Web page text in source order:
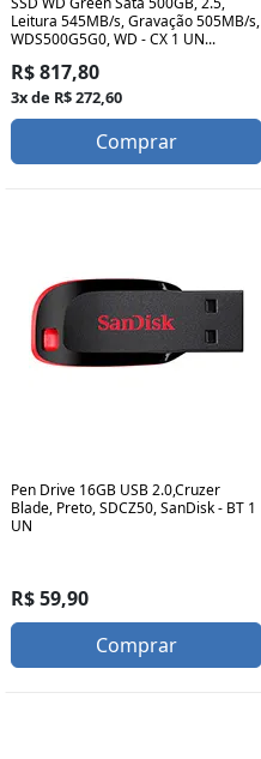
Leitura 545MB/s, Gravação 505MB/s,
WDS500G5G0, WD - CX 1 UN...
R$ 817,80
3x de R$ 272,60
Comprar
Pen Drive 16GB USB 2.0,Cruzer
Blade, Preto, SDCZ50, SanDisk - BT 1
UN
R$ 59,90
Comprar